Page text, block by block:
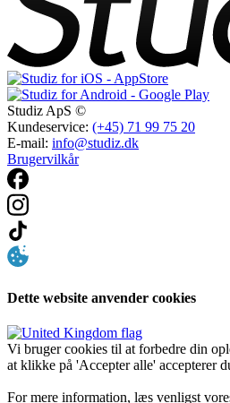
Studiz ApS ©
Kundeservice: (+45) 71 99 75 20
E-mail: info@studiz.dk
Brugervilkår
Dette website anvender cookies
Vi bruger cookies til at forbedre din
at klikke på 'Accepter alle' accepterer
For mere information, læs venligst